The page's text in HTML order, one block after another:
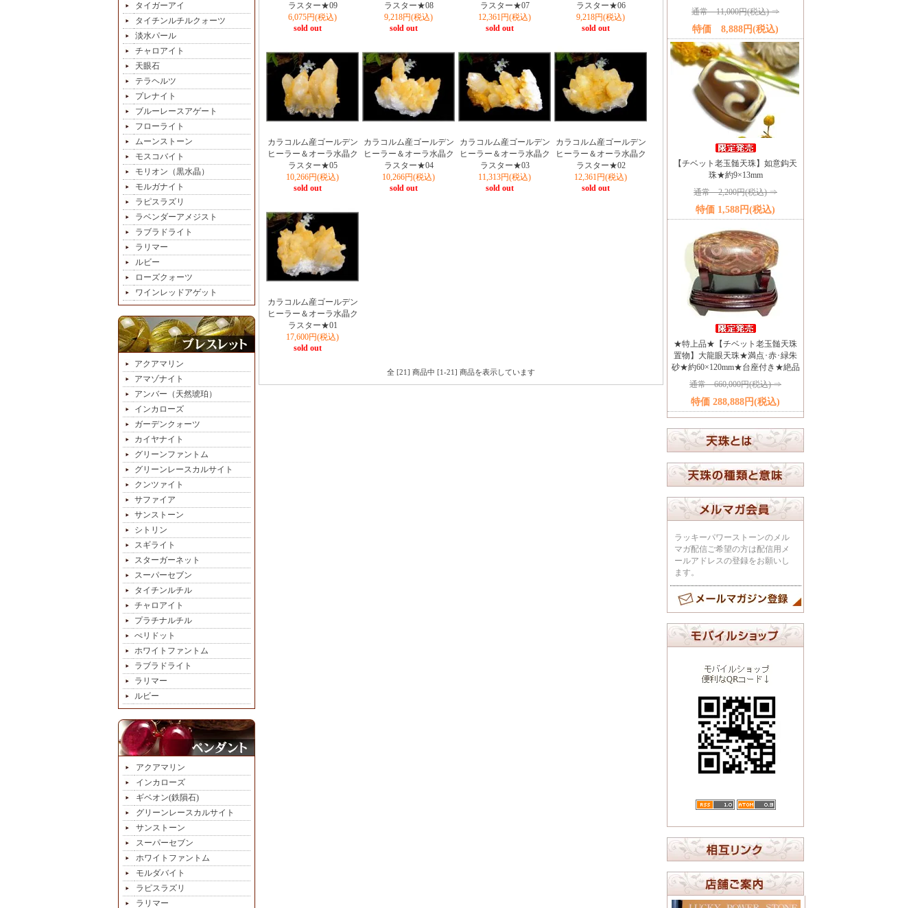
タイガーアイ
タイチンルチルクォーツ
淡水パール
チャロアイト
天眼石
テラヘルツ
プレナイト
ブルーレースアゲート
フローライト
ムーンストーン
モスコバイト
モリオン（黒水晶）
モルガナイト
ラピスラズリ
ラベンダーアメジスト
ラブラドライト
ラリマー
ルビー
ローズクォーツ
ワインレッドアゲット
アクアマリン
アマゾナイト
アンバー（天然琥珀）
インカローズ
ガーデンクォーツ
カイヤナイト
グリーンファントム
グリーンレースカルサイト
クンツァイト
サファイア
サンストーン
シトリン
スギライト
スターガーネット
スーパーセブン
タイチンルチル
チャロアイト
プラチナルチル
ぺリドット
ホワイトファントム
ラブラドライト
ラリマー
ルビー
アクアマリン
インカローズ
ギベオン(鉄隕石)
グリーンレースカルサイト
サンストーン
スーパーセブン
ホワイトファントム
モルダバイト
ラピスラズリ
ラリマー
ラスター★09
6,075円(税込)
sold out
ラスター★08
9,218円(税込)
sold out
ラスター★07
12,361円(税込)
sold out
ラスター★06
9,218円(税込)
sold out
カラコルム産ゴールデン
ヒーラー＆オーラ水晶ク
ラスター★05
10,266円(税込)
sold out
カラコルム産ゴールデン
ヒーラー＆オーラ水晶ク
ラスター★04
10,266円(税込)
sold out
カラコルム産ゴールデン
ヒーラー＆オーラ水晶ク
ラスター★03
11,313円(税込)
sold out
カラコルム産ゴールデン
ヒーラー＆オーラ水晶ク
ラスター★02
12,361円(税込)
sold out
カラコルム産ゴールデン
ヒーラー＆オーラ水晶ク
ラスター★01
17,600円(税込)
sold out
全 [21] 商品中 [1-21] 商品を表示しています
通常 11,000円(税込) ⇒
特価 8,888円(税込)
【チベット老玉髄天珠】如意鈎天
珠★約9×13mm
通常 2,200円(税込) ⇒
特価 1,588円(税込)
★特上品★【チベット老玉髄天珠
置物】大龍眼天珠★満点･赤･緑朱
砂★約60×120mm★台座付き★絶品
通常 660,000円(税込) ⇒
特価 288,888円(税込)
ラッキーパワーストーンのメル
マガ配信ご希望の方は配信用メ
ールアドレスの登録をお願いし
ます。